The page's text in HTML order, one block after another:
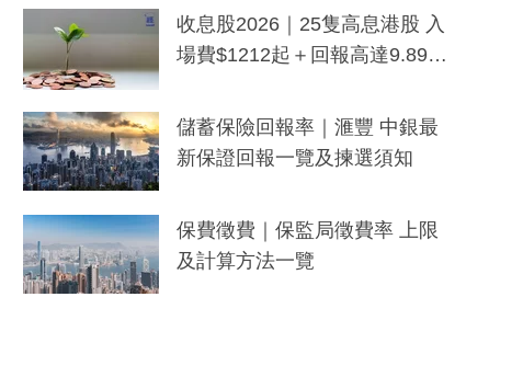
y及香港限定特調系列
收息股2026｜25隻高息港股 入
場費$1212起＋回報高達9.89
儲蓄保險回報率｜滙豐 中銀最
新保證回報一覽及揀選須知
保費徵費｜保監局徵費率 上限
及計算方法一覽